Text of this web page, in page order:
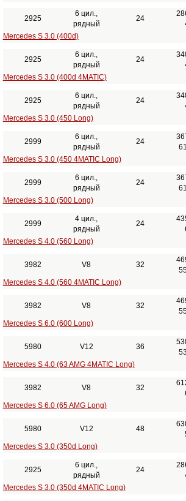
2925
6 цил.,
рядный
24
Mercedes S 3.0 (400d)
2925
6 цил.,
рядный
24
Mercedes S 3.0 (400d 4MATIC)
2925
6 цил.,
рядный
24
Mercedes S 3.0 (450 Long)
2999
6 цил.,
рядный
24
Mercedes S 3.0 (450 4MATIC Long)
2999
6 цил.,
рядный
24
Mercedes S 3.0 (500 Long)
2999
4 цил.,
рядный
24
Mercedes S 4.0 (560 Long)
3982 V8 32
Mercedes S 4.0 (560 4MATIC Long)
3982 V8 32
Mercedes S 6.0 (600 Long)
5980 V12 36
Mercedes S 4.0 (63 AMG 4MATIC Long)
3982 V8 32
Mercedes S 6.0 (65 AMG Long)
5980 V12 48
Mercedes S 3.0 (350d Long)
2925
6 цил.,
рядный
24
Mercedes S 3.0 (350d 4MATIC Long)